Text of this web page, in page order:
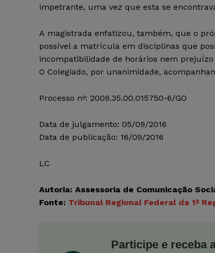
impetrante, uma vez que esta se
A magistrada enfatizou, também, que o
possível a matrícula em disciplinas que
incompatibilidade de horários nem
O Colegiado, por unanimidade,
Processo nº: 2009.35.00.015750-6/GO
Data de julgamento: 05/09/2016
Data de publicação: 16/09/2016
LC
Autoria: Assessoria de Comunicação
Fonte: Tribunal Regional Federal da 1ª
Participe e receba